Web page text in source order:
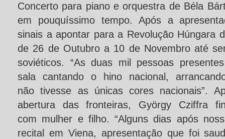
Concerto para piano e orquestra de Béla
em pouquíssimo tempo. Após a
sinais a apontar para a Revolução Húngara
de 26 de Outubro a 10 de Novembro até
soviéticos. “As duas mil pessoas
sala cantando o hino nacional,
não tivesse as únicas cores nacionais”.
abertura das fronteiras, György Cziffra
com mulher e filho. “Alguns dias após
recital em Viena, apresentação que foi